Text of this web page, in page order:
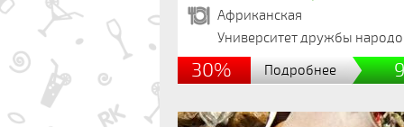
Африканская
Университет дружбы
30% Подробнее